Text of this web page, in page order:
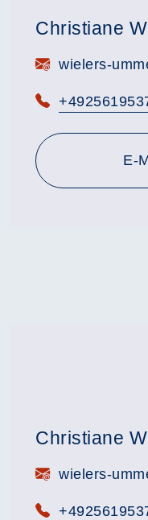
Christiane
E-Mail:wielers-
Telefon:
E-
Christiane
E-Mail:wielers-
Telefon: